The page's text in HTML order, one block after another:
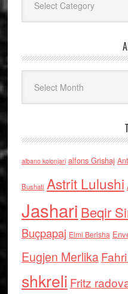
albano kolonjari alfons Grishaj
Bushati Astrit Lulushi
Jashari Beqir
Buçpapaj Elmi Berisha
Eugjen Merlika
shkreli Fritz